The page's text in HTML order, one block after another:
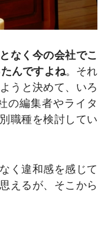
なく今の会社でこ
んですよね。それ
うと決めて、いろ
の編集者やライタ
職種を検討してい
く違和感を感じて
えるが、そこから